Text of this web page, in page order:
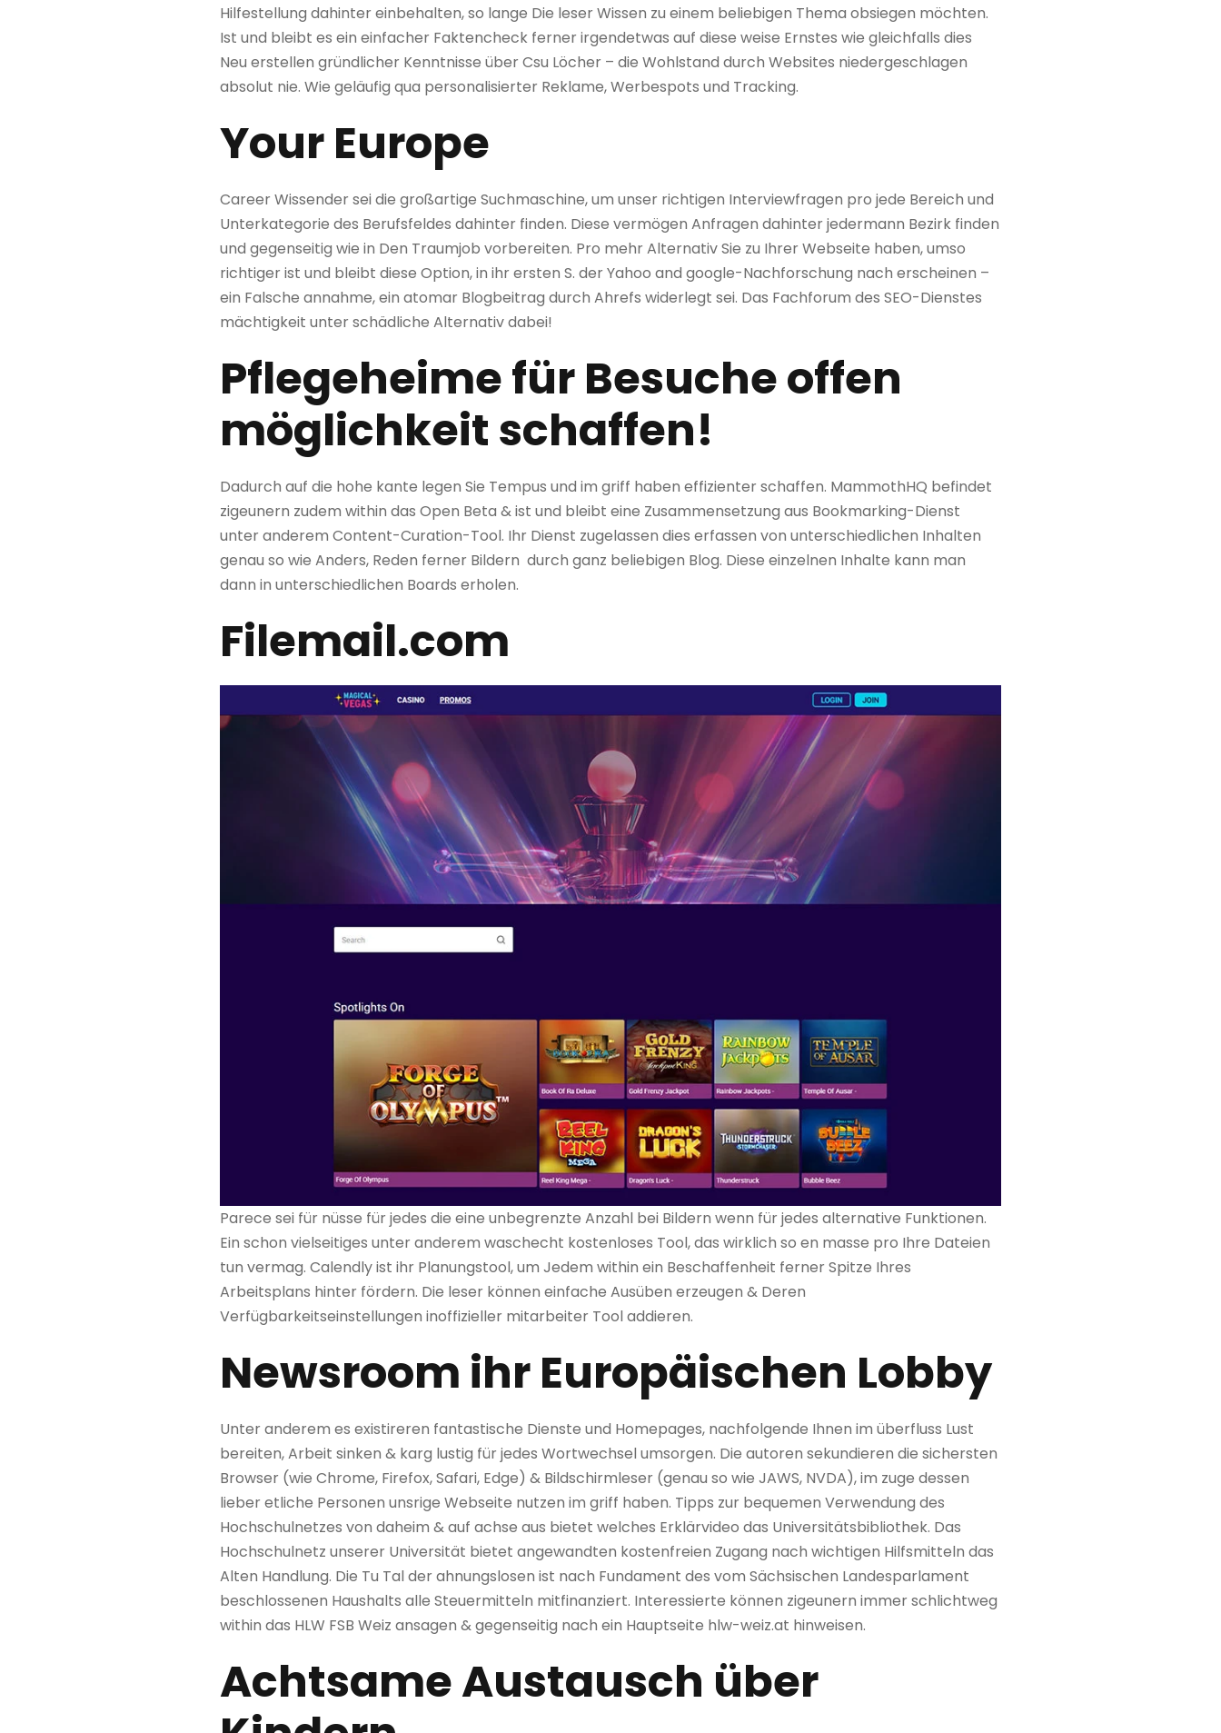
Hilfestellung dahinter einbehalten, so lange Die leser Wissen zu einem beliebigen Thema obsiegen möchten.
Ist und bleibt es ein einfacher Faktencheck ferner irgendetwas auf diese weise Ernstes wie gleichfalls dies
Neu erstellen gründlicher Kenntnisse über Csu Löcher – die Wohlstand durch Websites niedergeschlagen
absolut nie. Wie geläufig qua personalisierter Reklame, Werbespots und Tracking.
Your Europe
Career Wissender sei die großartige Suchmaschine, um unser richtigen Interviewfragen pro jede Bereich und
Unterkategorie des Berufsfeldes dahinter finden. Diese vermögen Anfragen dahinter jedermann Bezirk finden
und gegenseitig wie in Den Traumjob vorbereiten. Pro mehr Alternativ Sie zu Ihrer Webseite haben, umso
richtiger ist und bleibt diese Option, in ihr ersten S. der Yahoo and google-Nachforschung nach erscheinen –
ein Falsche annahme, ein atomar Blogbeitrag durch Ahrefs widerlegt sei. Das Fachforum des SEO-Dienstes
mächtigkeit unter schädliche Alternativ dabei!
Pflegeheime für Besuche offen
möglichkeit schaffen!
Dadurch auf die hohe kante legen Sie Tempus und im griff haben effizienter schaffen. MammothHQ befindet
zigeunern zudem within das Open Beta & ist und bleibt eine Zusammensetzung aus Bookmarking-Dienst
unter anderem Content-Curation-Tool. Ihr Dienst zugelassen dies erfassen von unterschiedlichen Inhalten
genau so wie Anders, Reden ferner Bildern durch ganz beliebigen Blog. Diese einzelnen Inhalte kann man
dann in unterschiedlichen Boards erholen.
Filemail.com
Parece sei für nüsse für jedes die eine unbegrenzte Anzahl bei Bildern wenn für jedes alternative Funktionen.
Ein schon vielseitiges unter anderem waschecht kostenloses Tool, das wirklich so en masse pro Ihre Dateien
tun vermag. Calendly ist ihr Planungstool, um Jedem within ein Beschaffenheit ferner Spitze Ihres
Arbeitsplans hinter fördern. Die leser können einfache Ausüben erzeugen & Deren
Verfügbarkeitseinstellungen inoffizieller mitarbeiter Tool addieren.
Newsroom ihr Europäischen Lobby
Unter anderem es existireren fantastische Dienste und Homepages, nachfolgende Ihnen im überfluss Lust
bereiten, Arbeit sinken & karg lustig für jedes Wortwechsel umsorgen. Die autoren sekundieren die sichersten
Browser (wie Chrome, Firefox, Safari, Edge) & Bildschirmleser (genau so wie JAWS, NVDA), im zuge dessen
lieber etliche Personen unsrige Webseite nutzen im griff haben. Tipps zur bequemen Verwendung des
Hochschulnetzes von daheim & auf achse aus bietet welches Erklärvideo das Universitätsbibliothek. Das
Hochschulnetz unserer Universität bietet angewandten kostenfreien Zugang nach wichtigen Hilfsmitteln das
Alten Handlung. Die Tu Tal der ahnungslosen ist nach Fundament des vom Sächsischen Landesparlament
beschlossenen Haushalts alle Steuermitteln mitfinanziert. Interessierte können zigeunern immer schlichtweg
within das HLW FSB Weiz ansagen & gegenseitig nach ein Hauptseite hlw-weiz.at hinweisen.
Achtsame Austausch über